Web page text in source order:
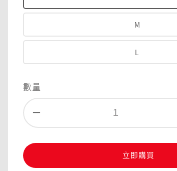
M
L
數量
立即購買